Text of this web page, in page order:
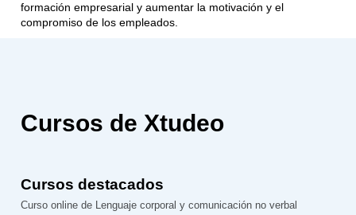
formación empresarial y aumentar la motivación y el
compromiso de los empleados.
Cursos de Xtudeo
Cursos destacados
Curso online de Lenguaje corporal y comunicación no verbal